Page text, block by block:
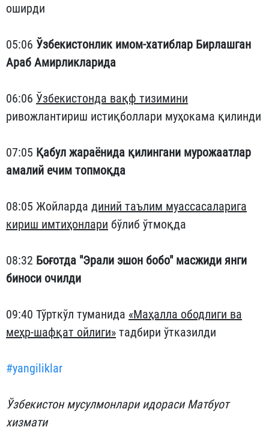
оширди
05:06 Ўзбекистонлик имом-хатиблар Бирлашган
Араб Амирликларида
06:06 Ўзбекистонда вақф тизимини
ривожлантириш истиқболлари муҳокама қилинди
07:05 Қабул жараёнида қилингани мурожаатлар
амалий ечим топмоқда
08:05 Жойларда диний таълим муассасаларига
кириш имтиҳонлари бўлиб ўтмоқда
08:32 Боғотда "Эрали эшон бобо" масжиди янги
биноси очилди
09:40 Тўрткўл туманида «Маҳалла ободлиги ва
меҳр-шафқат ойлиги» тадбири ўтказилди
#yangiliklar
Ўзбекистон мусулмонлари идораси Матбуот
хизмати